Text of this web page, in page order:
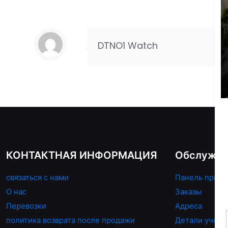
DTNO1 Watch
КОНТАКТНАЯ ИНФОРМАЦИЯ
связаться с нами
О нас
Перевозки
политика возврата после продажи
Панель
Заказы
Адреса
Детали